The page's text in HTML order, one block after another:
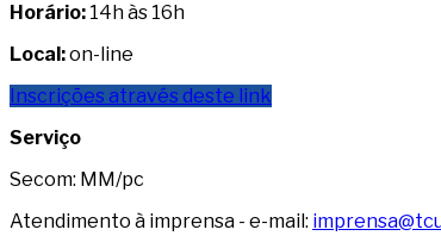
Horário: 14h às 16h
Local:on-line
Inscrições através deste link
Serviço
Secom: MM/pc
Atendimento à imprensa - e-mail: